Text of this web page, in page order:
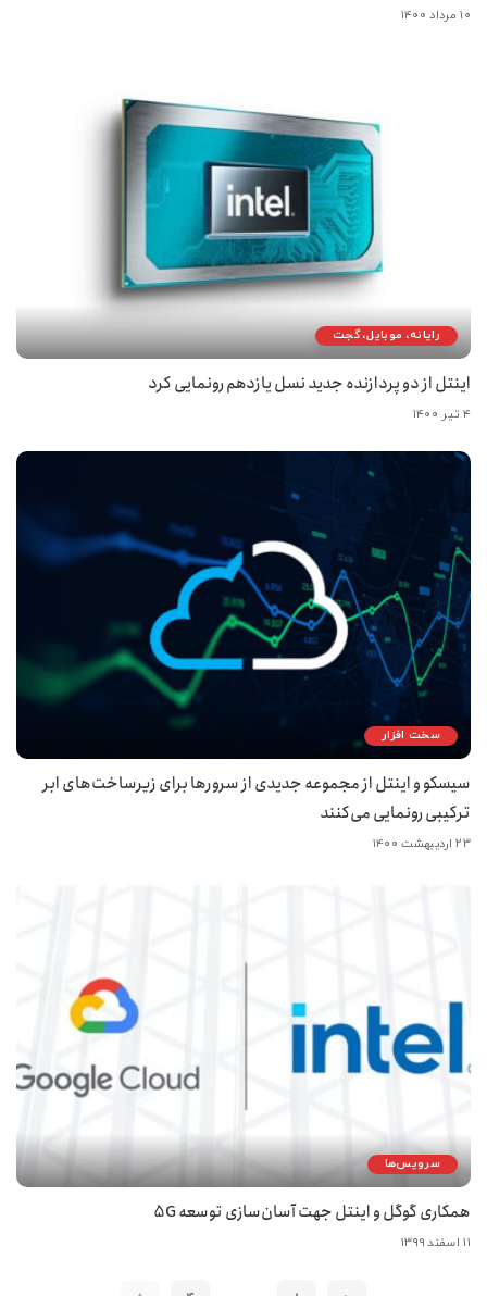
۱۰ مرداد ۱۴۰۰
رایانه، موبایل، گجت
اینتل از دو پردازنده جدید نسل یازدهم رونمایی کرد
۴ تیر ۱۴۰۰
سخت افزار
سیسکو و اینتل از مجموعه جدیدی از سرورها برای زیرساخت‌های ابر
ترکیبی رونمایی می‌کنند
۲۳ اردیبهشت ۱۴۰۰
سرویس‌ها
همکاری گوگل و اینتل جهت آسان‌سازی توسعه 5G
۱۱ اسفند ۱۳۹۹